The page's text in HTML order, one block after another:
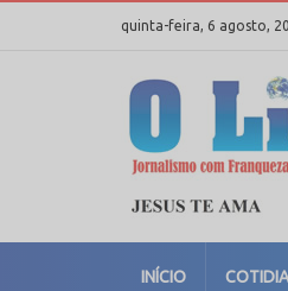
quinta-feira, 6 agosto,
INÍCIO